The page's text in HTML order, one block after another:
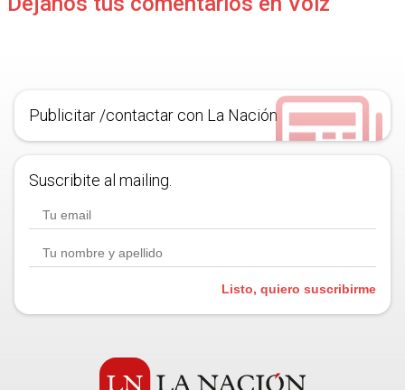
Publicitar /contactar con La Nación
Suscribite al mailing.
Listo, quiero suscribirme